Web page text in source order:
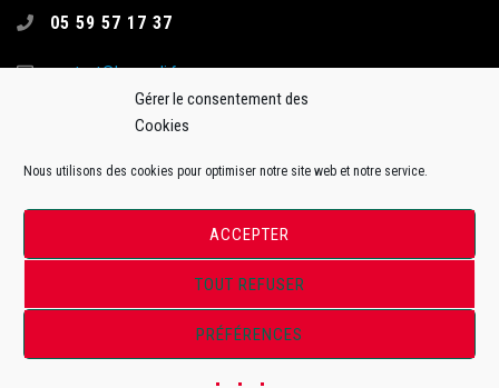
Gérer le consentement des
Cookies
Nous utilisons des cookies pour optimiser notre site web et notre service.
ACCEPTER
TOUT REFUSER
PRÉFÉRENCES
05 59 57 17 37
contact@hormadi.fr
Site Officiel de l'Anglet Hormadi Pays Basque - Synerglace Ligue Magnus
ToffWeb©2018. Tous droits réservés.